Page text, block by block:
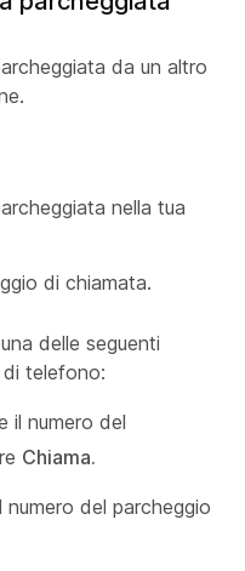
da un altro
nella tua
di chiamata.
delle seguenti
telefono:
il numero del
Chiama.
numero del parcheggio